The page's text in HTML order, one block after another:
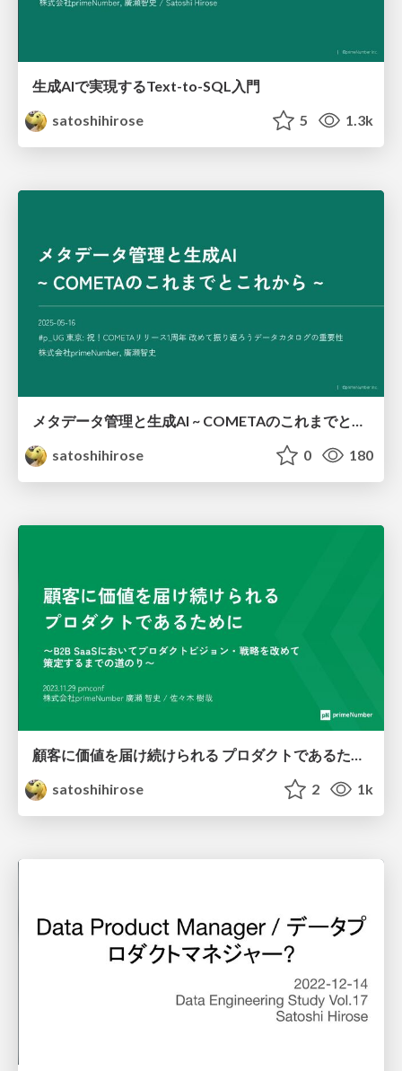
生成AIで実現するText-to-SQL入門
satoshihirose
5 1.3k
satoshihirose
0 180
顧客に価値を届け続けられる プロダクトであるために ~B2B SaaSにおいてプロダクトビジョン・戦略を改めて 策定するまでの道のり~
satoshihirose
2 1k